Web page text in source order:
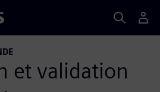
et validation